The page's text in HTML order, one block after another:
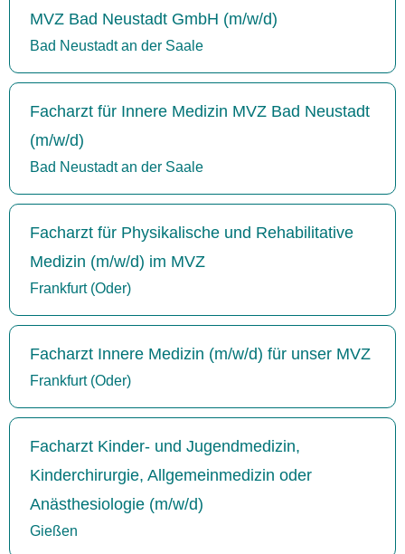
MVZ Bad Neustadt GmbH (m/w/d)
Bad Neustadt an der Saale
Facharzt für Innere Medizin MVZ Bad Neustadt
(m/w/d)
Bad Neustadt an der Saale
Facharzt für Physikalische und Rehabilitative
Medizin (m/w/d) im MVZ
Frankfurt (Oder)
Facharzt Innere Medizin (m/w/d) für unser MVZ
Frankfurt (Oder)
Facharzt Kinder- und Jugendmedizin,
Kinderchirurgie, Allgemeinmedizin oder
Anästhesiologie (m/w/d)
Gießen